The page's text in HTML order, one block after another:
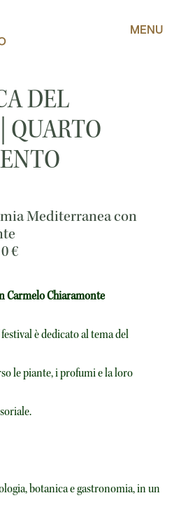
MENU
DEL
QUARTO
Mediterranea con
0€
Carmelo Chiaramonte
è dedicato al tema del
le piante, i profumi e la loro
botanica e gastronomia, in un